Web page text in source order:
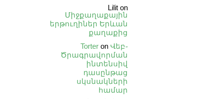
Lilit on
Միջքաղաքային
երթուղիներ Երևան
քաղաքից
Torter on Վեբ֊
Ծրագրավորման
ինտենսիվ
դասընթաց
սկսնակների
համար